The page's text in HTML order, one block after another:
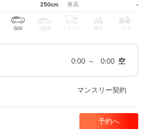
250cm 車高 -
SUV 大型車 トラック 原付 バイク
0:00 ～ 0:00 空
マンスリー契約
予約へ